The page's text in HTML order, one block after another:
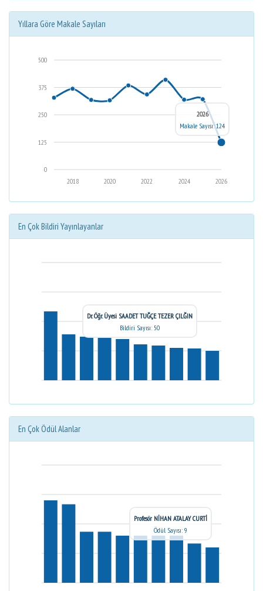
Yıllara Göre Makale Sayıları
0
125
250
375
500
2026
2024
2022
2020
2018
2026
Makale Sayısı: 124
En Çok Bildiri Yayınlayanlar
Dr. Öğr. Üyesi SAADET TUĞÇE TEZER ÇILĞIN
Bildiri Sayısı: 50
En Çok Ödül Alanlar
Profesör NİHAN ATALAY CURTİ
Ödül Sayısı: 9